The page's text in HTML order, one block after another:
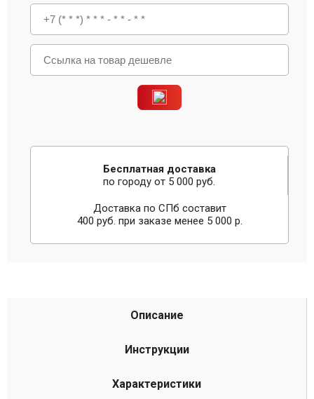
Бесплатная доставка
по городу от 5 000 руб.
Доставка по СПб составит
400 руб. при заказе менее 5 000 р.
Описание
Инструкции
Характеристики